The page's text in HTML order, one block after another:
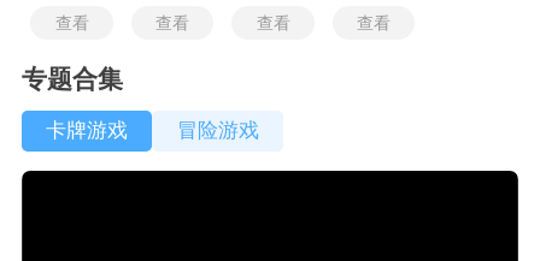
查看 查看 查看 查看
专题合集
卡牌游戏 冒险游戏